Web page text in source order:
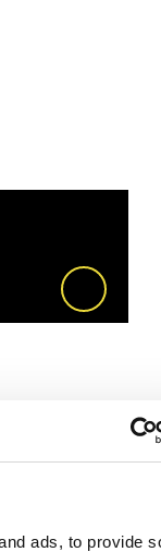
ads, to provide